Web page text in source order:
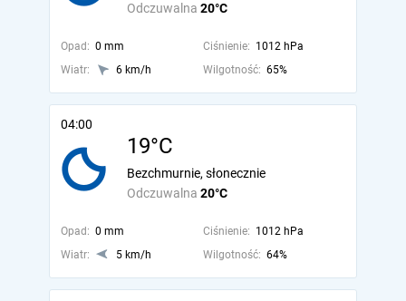
Odczuwalna 20°C
Opad: 0 mm Ciśnienie: 1012 hPa
Wiatr:
6 km/h Wilgotność: 65%
04:00
19°C
Odczuwalna 20°C
Bezchmurnie, słonecznie
Opad: 0 mm Ciśnienie: 1012 hPa
Wiatr:
5 km/h Wilgotność: 64%